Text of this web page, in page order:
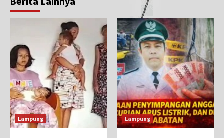
Lampung Lampung